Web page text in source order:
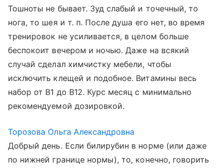
Тошноты не бывает. Зуд слабый и точечный, то
нога, то шея и т. п. После душа его нет, во время
тренировок не усиливается, в целом больше
беспокоит вечером и ночью. Даже на всякий
случай сделал химчистку мебели, чтобы
исключить клещей и подобное. Витамины весь
набор от В1 до В12. Курс месяц с минимально
рекомендуемой дозировкой.
Торозова Ольга Александровна
Добрый день. Если билирубин в норме (или даже
по нижней границе нормы), то, конечно, говорить